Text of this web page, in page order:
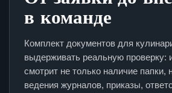
в команде
Комплект документов для
выдерживать реальную проверку:
смотрит не только наличие папки,
ведения журналов, приказы,